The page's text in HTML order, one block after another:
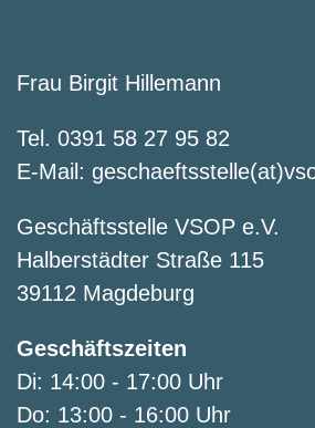
Frau Birgit Hillemann
Tel. 0391 58 27 95 82
E-Mail:
Geschäftsstelle VSOP e.V.
Halberstädter Straße 115
39112 Magdeburg
Geschäftszeiten
Di: 14:00 - 17:00 Uhr
Do: 13:00 - 16:00 Uhr